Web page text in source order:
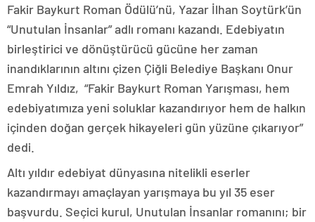
Fakir Baykurt Roman Ödülü’nü, Yazar İlhan Soytürk’ün
“Unutulan İnsanlar” adlı romanı kazandı. Edebiyatın
birleştirici ve dönüştürücü gücüne her zaman
inandıklarının altını çizen Çiğli Belediye Başkanı Onur
Emrah Yıldız, “Fakir Baykurt Roman Yarışması, hem
edebiyatımıza yeni soluklar kazandırıyor hem de halkın
içinden doğan gerçek hikayeleri gün yüzüne çıkarıyor”
dedi.
Altı yıldır edebiyat dünyasına nitelikli eserler
kazandırmayı amaçlayan yarışmaya bu yıl 35 eser
başvurdu. Seçici kurul, Unutulan İnsanlar romanını; bir